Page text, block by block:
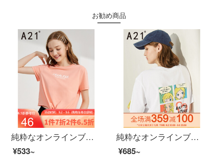
お勧め商品
純粋なオンラインブランドA 21夏には、2020レディスフを新着しています。ファッション百合女短款Tシャッツタートルネック学生服半袖シャツ青春F 42231063ピンクオレンジS
¥533~
純粋なオンラインブランドA 21夏には、2020レディ・スーフファッション百合女上着を着用しています。ゆったりとした丸首が肩に落ちます。半袖の学生TシャッツF 42231058特白M
¥685~